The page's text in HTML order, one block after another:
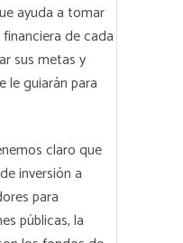
ayuda a tomar
de cada
sus metas y
le guiarán para
claro que
inversión a
para
públicas, la